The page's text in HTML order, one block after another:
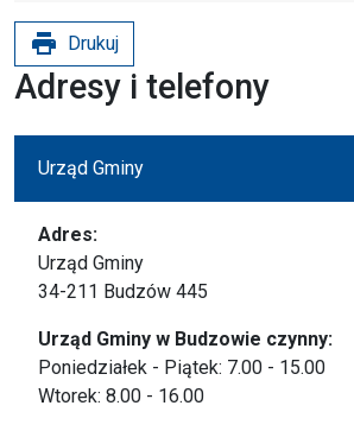
print Drukuj
Adresy i telefony
Urząd Gminy
Adres:
Urząd Gminy
34-211 Budzów 445
Urząd Gminy w Budzowie czynny:
Poniedziałek - Piątek: 7.00 - 15.00
Wtorek: 8.00 - 16.00